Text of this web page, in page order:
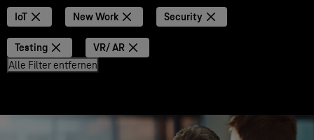
IoT New Work Security
Testing
VR/ AR
Alle Filter entfernen